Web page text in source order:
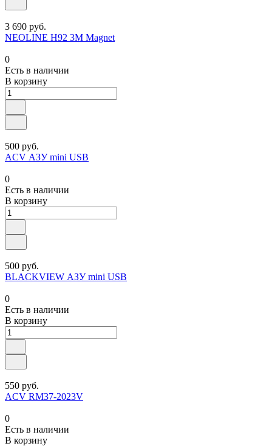
3 690 руб.
NEOLINE H92 3M Magnet
0
Есть в наличии
В корзину
500 руб.
ACV АЗУ mini USB
0
Есть в наличии
В корзину
500 руб.
BLACKVIEW АЗУ mini USB
0
Есть в наличии
В корзину
550 руб.
ACV RM37-2023V
0
Есть в наличии
В корзину